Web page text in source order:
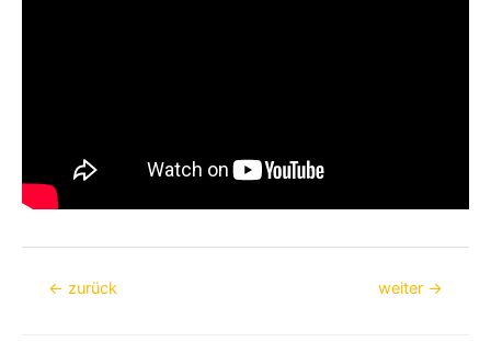
Beitragsnavigation
← zurück weiter →